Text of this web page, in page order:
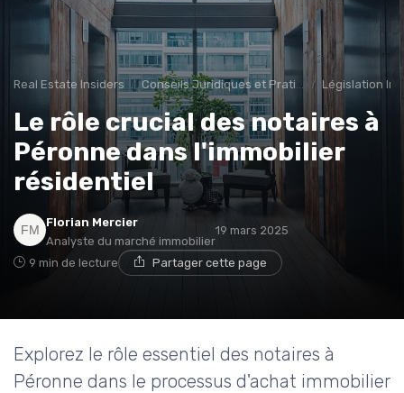
Real Estate Insiders Conseils Juridiques et Pratiques Législation
Le rôle crucial des notaires à
Péronne dans l'immobilier
résidentiel
Florian Mercier
Analyste du marché immobilier
19 mars 2025
9 min de lecture Partager cette page
Explorez le rôle essentiel des notaires à
Péronne dans le processus d'achat immobilier